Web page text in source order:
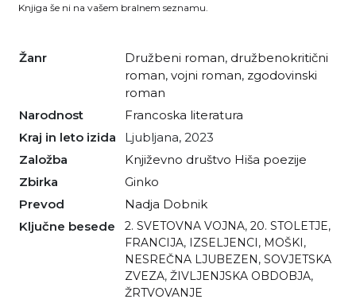
Žanr družbeni roman, družbenokritični
roman, vojni roman, zgodovinski
roman
Narodnost
francoska literatura
Kraj in leto izida
Ljubljana, 2023
Založba
Književno društvo Hiša poezije
Zbirka
Ginko
Prevod
Nadja Dobnik
Ključne besede
2. SVETOVNA VOJNA, 20. STOLETJE,
FRANCIJA, IZSELJENCI, MOŠKI,
NESREČNA LJUBEZEN, SOVJETSKA
ZVEZA, ŽIVLJENJSKA OBDOBJA,
ŽRTVOVANJE
Knjiga še ni na vašem bralnem seznamu.